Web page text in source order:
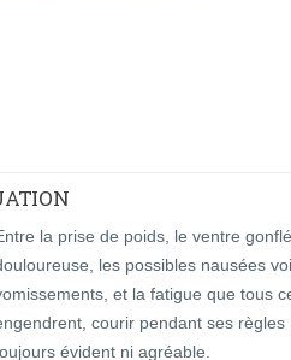
la prise de poids, le ventre
les possibles nausées
et la fatigue que tous
courir pendant ses règles
évident ni agréable.